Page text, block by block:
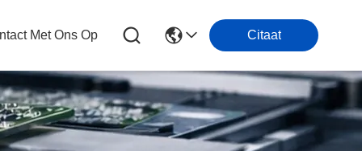
Met Ons Op Citaat